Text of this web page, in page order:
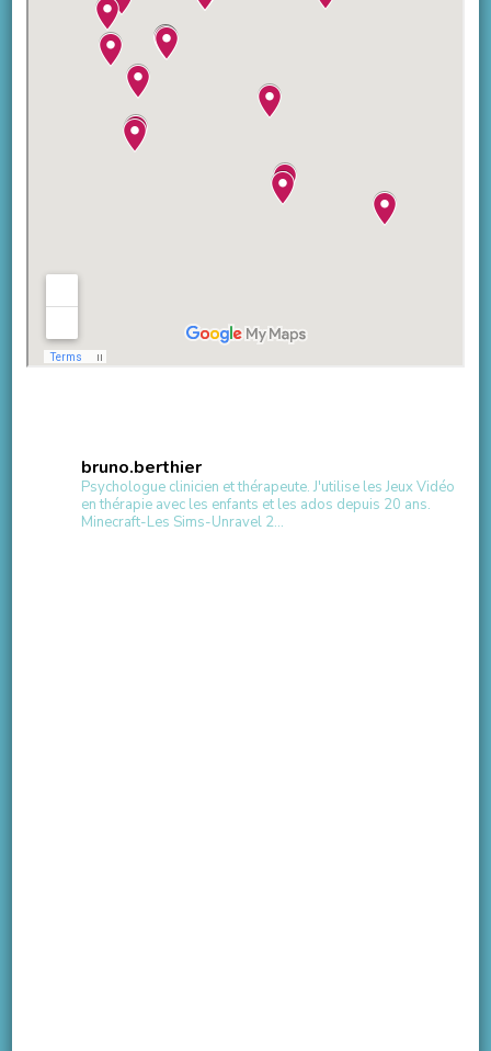
bruno.berthier
Psychologue clinicien et thérapeute.J'utilise les Jeux Vidéo
en thérapie avec les enfants et les ados depuis 20 ans.
Minecraft-Les Sims-Unravel 2...